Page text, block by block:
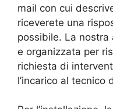
mail con cui
riceverete una
possibile. La
e organizzata per
richiesta di
l’incarico al tecnico